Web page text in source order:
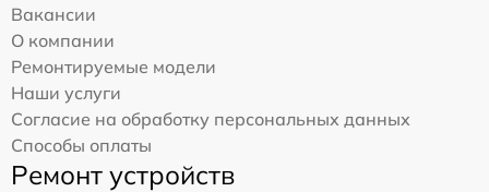
Вакансии
О компании
Ремонтируемые модели
Наши услуги
Согласие на обработку персональных данных
Способы оплаты
Ремонт устройств